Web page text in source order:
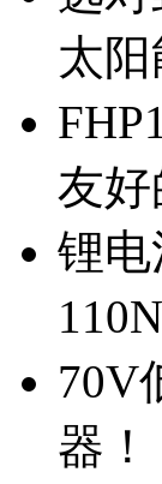
太阳
友好
锂电
70V
器！